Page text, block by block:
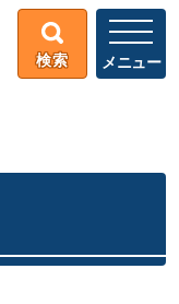
検索 メニュー